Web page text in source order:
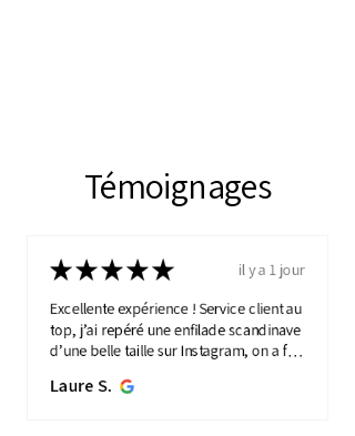
Témoignages
★★★★★
il y a 1 jour
Excellente expérience ! Service client au
top, j’ai repéré une enfilade scandinave
d’une belle taille sur Instagram, on a fait
plus...MONTRE PLUS
Laure S.